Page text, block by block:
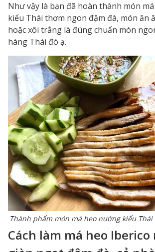
Như vậy là bạn đã hoàn thành món
kiểu Thái thơm ngon đậm đà, món ăn
hoặc xôi trắng là đúng chuẩn món
hàng Thái đó ạ.
Thành phẩm món má heo nướng kiểu
Cách làm má heo